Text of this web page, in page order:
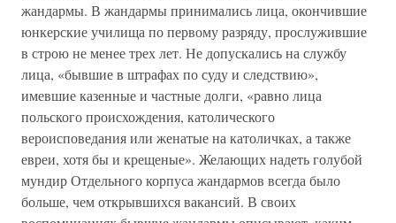
жандармы. В жандармы принимались лица, окончившие
юнкерские училища по первому разряду, прослужившие
в строю не менее трех лет. Не допускались на службу
лица, «бывшие в штрафах по суду и следствию»,
имевшие казенные и частные долги, «равно лица
польского происхождения, католического
вероисповедания или женатые на католичках, а также
евреи, хотя бы и крещеные». Желающих надеть голубой
мундир Отдельного корпуса жандармов всегда было
больше, чем открывшихся вакансий. В своих